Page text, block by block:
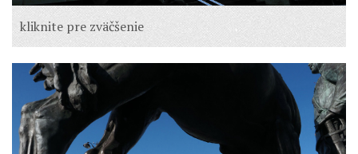
kliknite pre zväčšenie